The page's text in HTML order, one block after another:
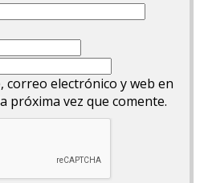
correo electrónico y web en
próxima vez que comente.